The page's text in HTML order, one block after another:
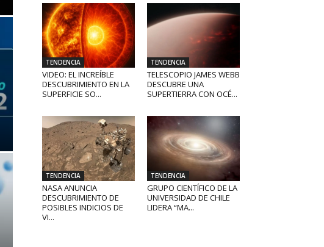
TENDENCIA
VIDEO: EL INCREÍBLE
DESCUBRIMIENTO EN LA
SUPERFICIE SO...
TENDENCIA
TELESCOPIO JAMES WEBB
DESCUBRE UNA
SUPERTIERRA CON OCÉ...
TENDENCIA
NASA ANUNCIA
DESCUBRIMIENTO DE
POSIBLES INDICIOS DE
VI...
TENDENCIA
GRUPO CIENTÍFICO DE LA
UNIVERSIDAD DE CHILE
LIDERA “MA...